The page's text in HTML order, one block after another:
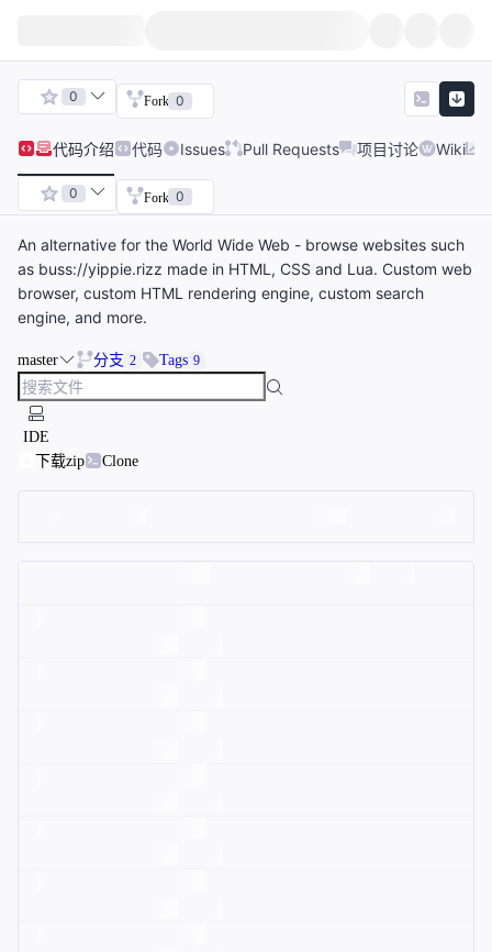
0 Fork 0
代码介绍 代码 Issues Pull Requests 项目讨论 Wiki
0 Fork 0
An alternative for the World Wide Web - browse websites such
as buss://yippie.rizz made in HTML, CSS and Lua. Custom web
browser, custom HTML rendering engine, custom search
engine, and more.
master 分支 2 Tags 9
IDE
下载zip
Clone